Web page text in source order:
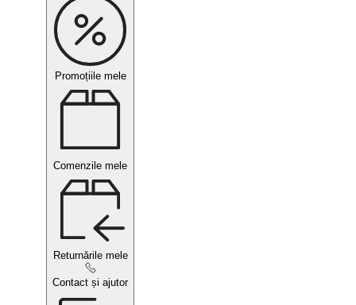
Promoțiile mele
Comenzile mele
Returnările mele
Contact și ajutor